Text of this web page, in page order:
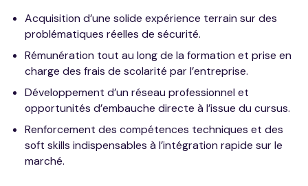
Acquisition d’une solide expérience terrain sur des
problématiques réelles de sécurité.
Rémunération tout au long de la formation et prise en
charge des frais de scolarité par l’entreprise.
Développement d’un réseau professionnel et
opportunités d’embauche directe à l’issue du cursus.
Renforcement des compétences techniques et des
soft skills indispensables à l’intégration rapide sur le
marché.